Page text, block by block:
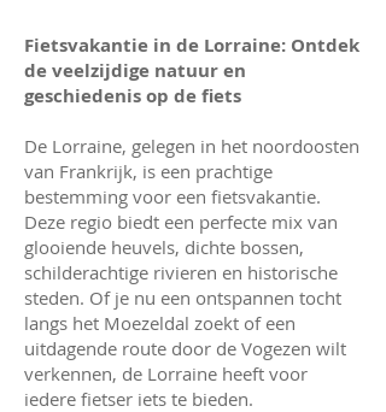
Fietsvakantie in de Lorraine: Ontdek
de veelzijdige natuur en
geschiedenis op de fiets
De Lorraine, gelegen in het noordoosten
van Frankrijk, is een prachtige
bestemming voor een fietsvakantie.
Deze regio biedt een perfecte mix van
glooiende heuvels, dichte bossen,
schilderachtige rivieren en historische
steden. Of je nu een ontspannen tocht
langs het Moezeldal zoekt of een
uitdagende route door de Vogezen wilt
verkennen, de Lorraine heeft voor
iedere fietser iets te bieden.